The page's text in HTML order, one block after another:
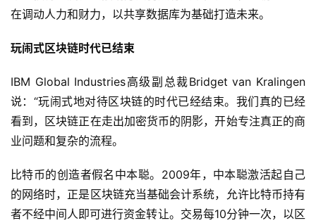
在调动人力和财力，以共享数据库为基础打造未来。
玩闹式区块链时代已结束
IBM Global Industries高级副总裁Bridget van Kralingen
说：“玩闹式地对待区块链的时代已经结束。我们真的已经
看到，区块链正在走出加密货币的阴影，开始专注真正的商
业问题和复杂的流程。
比特币的创造者假名中本聪。2009年，中本聪激活起自己
的网络时，正是区块链充当基础会计系统，允许比特币持有
者不经中间人即可进行资金转让。交易每10分钟一次，以区